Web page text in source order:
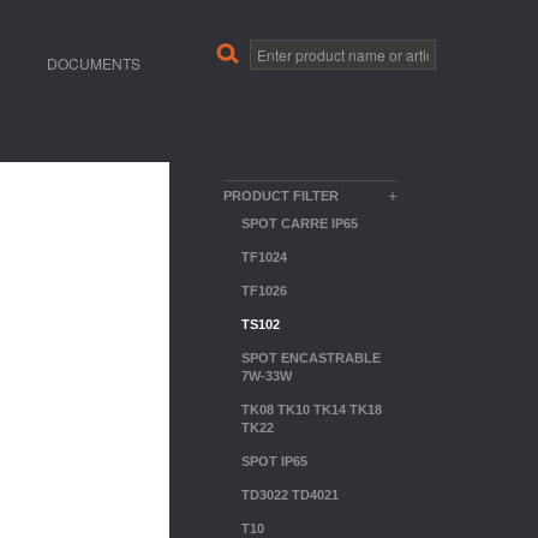
DOCUMENTS
PRODUCT FILTER +
SPOT CARRE IP65
TF1024
TF1026
TS102
SPOT ENCASTRABLE
7W-33W
TK08 TK10 TK14 TK18
TK22
SPOT IP65
TD3022 TD4021
T10